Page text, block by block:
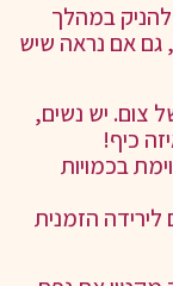
במהלך
אם נראה שיש
צום. יש נשים,
כיף!
בכמויות
לירידה הזמנית